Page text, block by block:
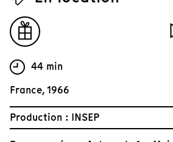
44 min
France, 1966
Production : INSEP